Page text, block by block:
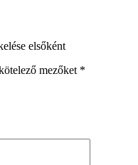
elsőként
mezőket *